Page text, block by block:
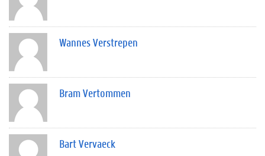
Wannes Verstrepen
Bram Vertommen
Bart Vervaeck